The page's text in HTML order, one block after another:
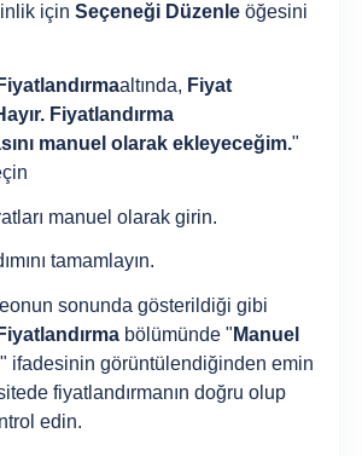
içinSeçeneği Düzenle öğesini
altında, Fiyat
Fiyatlandırma
manuel olarak ekleyeceğim."
manuel olarak girin.
tamamlayın.
sonunda gösterildiği gibi
bölümünde " Manuel
" ifadesinin görüntülendiğinden emin
fiyatlandırmanın doğru olup
edin.